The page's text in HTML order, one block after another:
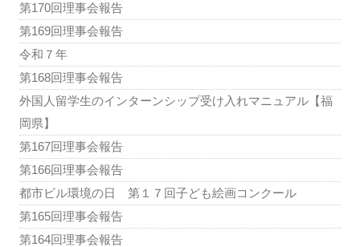
第170回理事会報告
第169回理事会報告
令和７年
第168回理事会報告
外国人留学生のインターンシップ受け入れマニュアル【福
岡県】
第167回理事会報告
第166回理事会報告
都市ビル環境の日 第１７回子ども絵画コンクール
第165回理事会報告
第164回理事会報告